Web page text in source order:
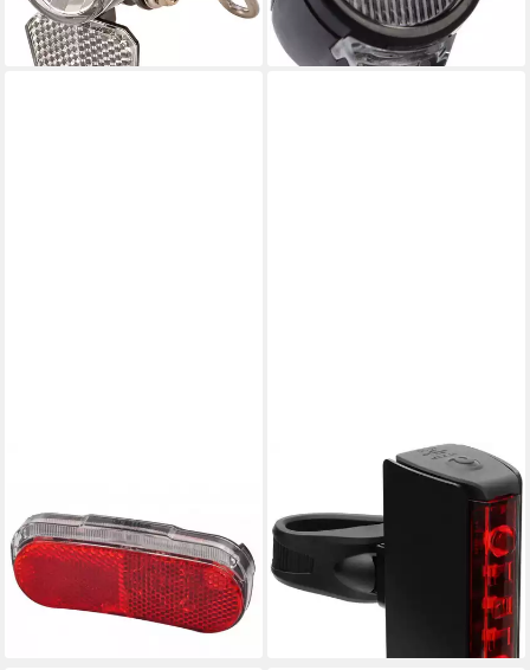
11,99 €
lieferbar - in 6-8 Werktagen bei dir
mit Standlicht & Reflektor,
StVZO zugelassen
9,95 €
UVP 14,95 €
-33%
lieferbar - in 4-5 Werktagen bei dir
FISCHER FAHRRAD
Fahrrad-Rücklicht LED-Akku
Rücklicht TWIN STOP mit
Bodenbeleucht. und
Bremslichtfunktion
28,99 €
lieferbar - in 1-2 Werktagen bei dir